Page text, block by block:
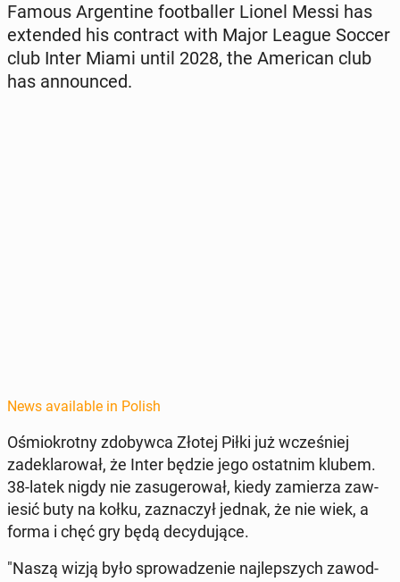
Famous Ar­gen­tine foot­baller Lionel Messi has
ex­tend­ed his con­tract with Major League Soccer
club Inter Miami until 2028, the Amer­i­can club
has an­nounced.
News available in Polish
Ośmiokrot­ny zdoby­w­ca Złotej Piłki już wcześniej
zadeklarował, że Inter będzie jego os­tat­nim klubem.
38-latek nigdy nie za­sug­erował, kiedy za­mierza za­w­
iesić buty na kołku, za­z­naczył jednak, że nie wiek, a
forma i chęć gry będą de­cy­du­jące.
"Naszą wizją było sprowadze­nie na­jlep­szych za­wod­